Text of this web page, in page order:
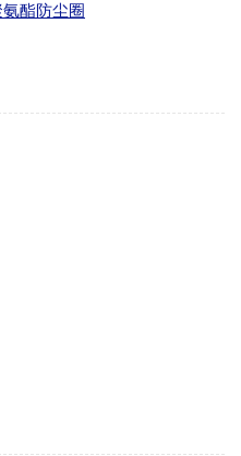
酯防尘圈